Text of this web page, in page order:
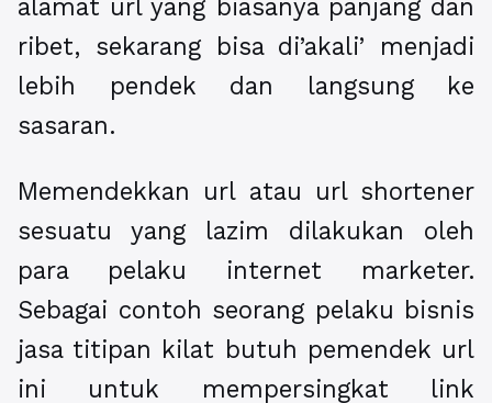
alamat url yang biasanya panjang dan
ribet, sekarang bisa di’akali’ menjadi
lebih pendek dan langsung ke
sasaran.
Memendekkan url atau url shortener
sesuatu yang lazim dilakukan oleh
para pelaku internet marketer.
Sebagai contoh seorang pelaku bisnis
jasa titipan kilat butuh pemendek url
ini untuk mempersingkat link